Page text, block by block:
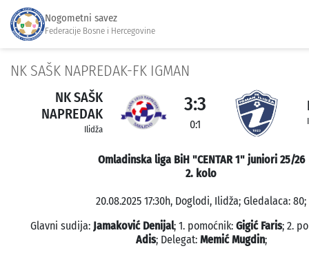
Nogometni savez
Federacije Bosne i Hercegovine
NK SAŠK NAPREDAK-FK IGMAN
NK SAŠK
NAPREDAK
Ilidža
3:3
0:1
Omladinska liga BiH "CENTAR 1" juniori 25/26
2. kolo
20.08.2025 17:30h, Doglodi, Ilidža; Gledalaca: 80;
Glavni sudija: Jamaković Denijal; 1. pomoćnik: Gigić Faris; 2.
Adis; Delegat: Memić Mugdin;